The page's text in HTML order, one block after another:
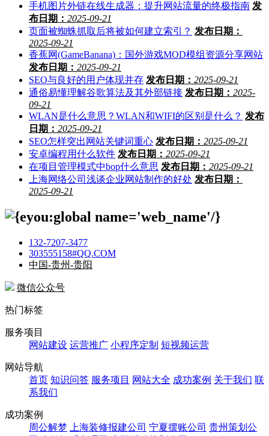
手机图片外链在线生成器：提升网站流量的终极指南 发
布日期： 2025-09-21
页面被蜘蛛抓取后将被如何建立索引？ 发布日期：
2025-09-21
香蕉网(GameBanana)：国外游戏MOD模组资源分享网站
发布日期： 2025-09-21
SEO与良好的用户体现并存 发布日期： 2025-09-21
通俗易懂理解谷歌算法及其外部链接 发布日期： 2025-
09-21
WLAN是什么意思？WLAN和WIFI的区别是什么？ 发布
日期： 2025-09-21
SEO怎样突出网站关键词重心 发布日期： 2025-09-21
安卓编程用什么软件 发布日期： 2025-09-21
在项目管理模式中bop什么意思 发布日期： 2025-09-21
上海网络公司浅谈企业网站制作的好处 发布日期：
2025-09-21
132-7207-3477
303555158#QQ.COM
中国-贵州-贵阳
微信公众号
热门标签
服务项目
网站建设 运营推广 小程序定制 短视频运营
网站导航
首页 知识问答 服务项目 网站大全 成功案例 关于我们 联
系我们
成功案例
周公解梦
上海装修报建公司 宁夏摆账公司 贵州策划公